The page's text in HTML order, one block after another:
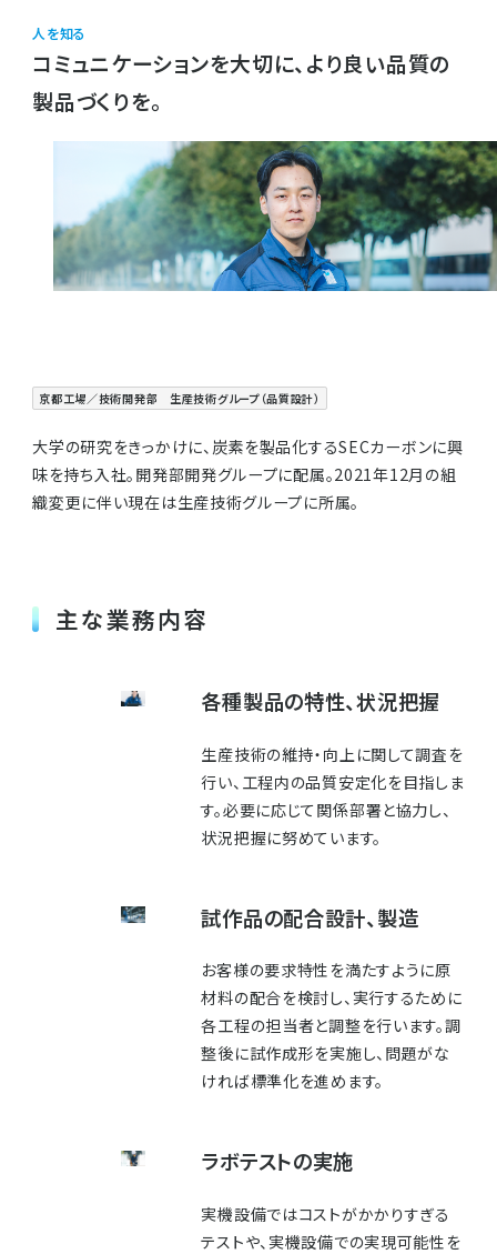
人を知る
コミュニケーションを大切に、より良い品質の
製品づくりを。
京都工場／技術開発部 生産技術グループ（品質設計）
大学の研究をきっかけに、炭素を製品化するSECカーボンに興
味を持ち入社。開発部開発グループに配属。2021年12月の組
織変更に伴い現在は生産技術グループに所属。
主な業務内容
各種製品の特性、状況把握
生産技術の維持・向上に関して調査を
行い、工程内の品質安定化を目指しま
す。必要に応じて関係部署と協力し、
状況把握に努めています。
試作品の配合設計、製造
お客様の要求特性を満たすように原
材料の配合を検討し、実行するために
各工程の担当者と調整を行います。調
整後に試作成形を実施し、問題がな
ければ標準化を進めます。
ラボテストの実施
実機設備ではコストがかかりすぎる
テストや、実機設備での実現可能性を